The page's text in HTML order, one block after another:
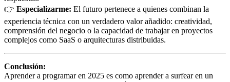
👉 Especializarme: El futuro pertenece a quienes combinan la
experiencia técnica con un verdadero valor añadido: creatividad,
comprensión del negocio o la capacidad de trabajar en proyectos
complejos como SaaS o arquitecturas distribuidas.
Conclusión:
Aprender a programar en 2025 es como aprender a surfear en un